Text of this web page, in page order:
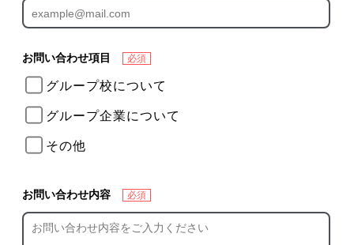
お問い合わせ項目 必須
グループ校について
グループ企業について
その他
お問い合わせ内容 必須